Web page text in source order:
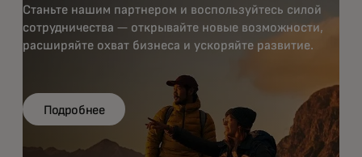
Станьте нашим партнером и воспользуйтесь силой
сотрудничества — открывайте новые возможности,
расширяйте охват бизнеса и ускоряйте развитие.
Подробнее